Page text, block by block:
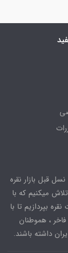
قبل بازار نقره
میکنیم که با
بپردازیم تا با
، هموطنان
داشته باشند.